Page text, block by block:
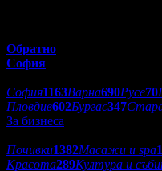
Обратно
София
София1163Варна690Русе70
Пловдив602Бургас347
За бизнеса
Почивки1382Масажи и spa
Красота289Култура и